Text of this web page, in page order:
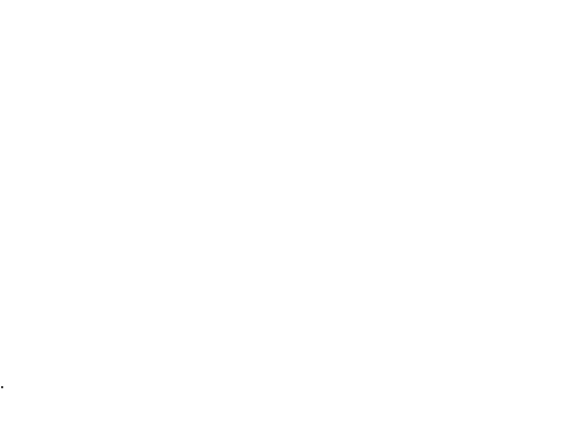
בתוכנית, יש לנו מספר אפשרויות לשקיות ניתנות למיחזור בחנות.